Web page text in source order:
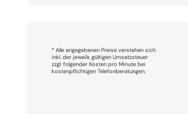
* Alle angegebenen Preise verstehen sich
inkl. der jeweils gültigen Umsatzsteuer
zzgl. folgender Kosten pro Minute bei
kostenpflichtigen Telefonberatungen.